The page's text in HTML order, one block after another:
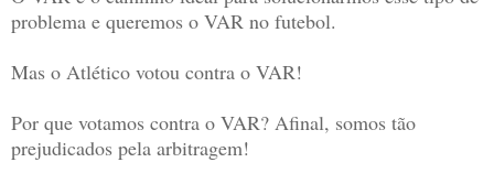
problema e queremos o VAR no futebol.
Mas o Atlético votou contra o VAR!
Por que votamos contra o VAR? Afinal, somos tão
prejudicados pela arbitragem!